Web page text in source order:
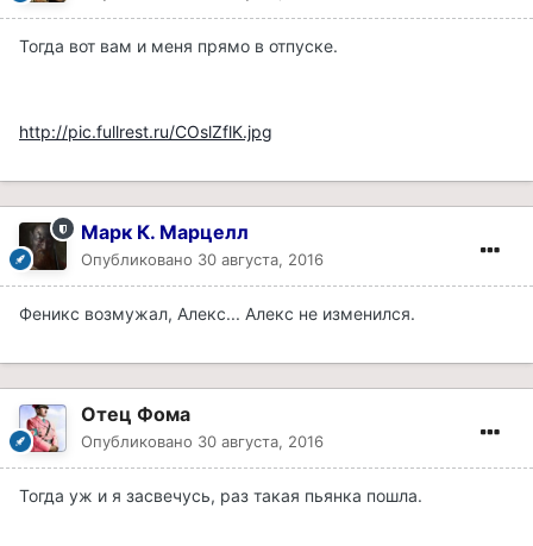
Тогда вот вам и меня прямо в отпуске.
http://pic.fullrest.ru/COslZflK.jpg
Марк К. Марцелл
Опубликовано 30 августа, 2016
Феникс возмужал, Алекс... Алекс не изменился.
Отец Фома
Опубликовано 30 августа, 2016
Тогда уж и я засвечусь, раз такая пьянка пошла.